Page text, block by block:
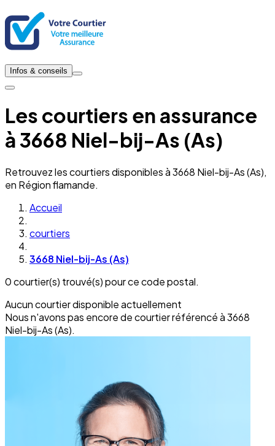
Infos & conseils
Les courtiers en assurance
à 3668 Niel-bij-As (As)
Retrouvez les courtiers disponibles à 3668 Niel-bij-As (As),
en Région flamande.
Accueil
courtiers
3668 Niel-bij-As (As)
0 courtier(s) trouvé(s) pour ce code postal.
Aucun courtier disponible actuellement
Nous n'avons pas encore de courtier référencé à 3668
Niel-bij-As (As).